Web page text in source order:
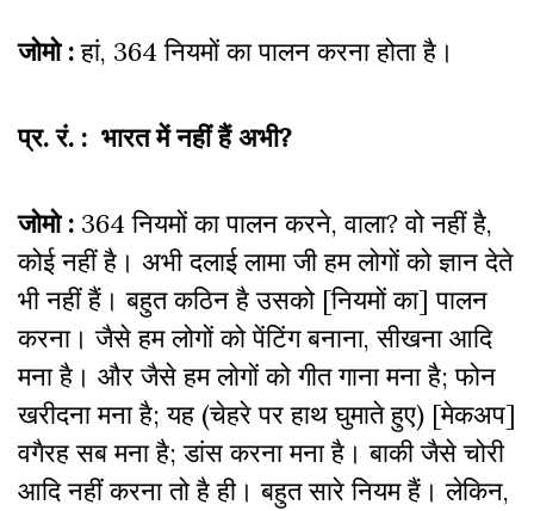
जोमो :हां, 364 नियमों का पालन करना होता है।
प्र. रं. : भारत में नहीं हैं अभी?
जोमो : 364 नियमों का पालन करने, वाला? वो नहीं है,
कोई नहीं है। अभी दलाई लामा जी हम लोगों को ज्ञान देते
भी नहीं हैं। बहुत कठिन है उसको [नियमों का] पालन
करना। जैसे हम लोगों को पेंटिंग बनाना, सीखना आदि
मना है। और जैसे हम लोगों को गीत गाना मना है; फोन
खरीदना मना है; यह (चेहरे पर हाथ घुमाते हुए) [मेकअप]
वगैरह सब मना है; डांस करना मना है। बाकी जैसे चोरी
आदि नहीं करना तो है ही। बहुत सारे नियम हैं। लेकिन,